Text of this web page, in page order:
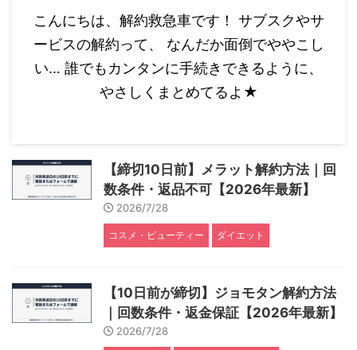
こんにちは、解約救急車です！ サブスクやサ
ービスの解約って、 なんだか面倒でややこし
い… 誰でもカンタンに手続きできるように、
やさしくまとめてるよ★
【締切10日前】メラット解約方法｜回
数条件・返品不可【2026年最新】
2026/7/28
コスメ・ビューティー ダイエット
【10日前が締切】ジョモタン解約方法
｜回数条件・返金保証【2026年最新】
2026/7/28